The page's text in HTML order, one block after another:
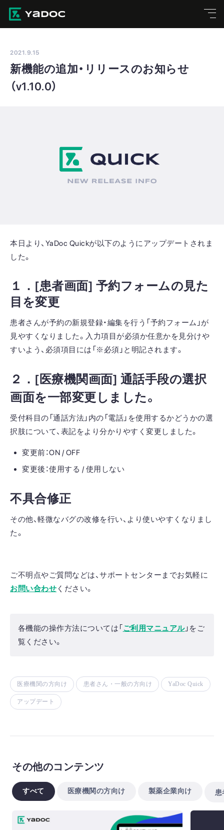
2021.9.15
新機能の追加・リリースのお知らせ
（v1.10.0）
本日より、YaDoc Quickが以下のようにアップデートされま
した。
１．[患者画面] 予約フォームの見た
目を変更
患者さんが予約の新規登録・編集を行う「予約フォーム」が
見やすくなりました。入力項目が必須か任意かを見分けや
すいよう、必須項目には「※必須」と明記されます。
２．[医療機関画面] 通話手段の選択
画面を一部変更しました。
受付科目の「通話方法」内の「電話」を使用するかどうかの選
択肢について、表記をより分かりやすく変更しました。
変更前：ON / OFF
変更後：使用する / 使用しない
不具合修正
その他、軽微なバグの改修を行い、より使いやすくなりまし
た。
ご不明点やご質問などは、サポートセンターまでお気軽に
お問い合わせ ください。
各機能の操作方法については「 ご利用マニュアル」をご
覧ください。
医療機関の方向け 患者さん・一般の方向け YaDoc Quick
アップデート
その他のコンテンツ
すべて 医療機関の方向け 製薬企業向け 患